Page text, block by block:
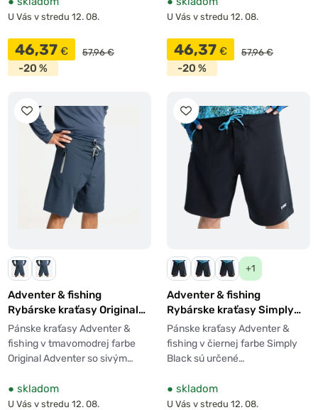
U Vás v stredu 12. 08.
46,37 € 57,96 €
-20 %
U Vás v stredu 12. 08.
46,37 € 57,96 €
-20 %
Adventer & fishing
Rybárske kraťasy Original
Adventer
Pánske kraťasy Adventer &
fishing v tmavomodrej farbe
Original Adventer so sivým…
● skladom
U Vás v stredu 12. 08.
+1
Adventer & fishing
Rybárske kraťasy Simply
Black Rybárske kraťasy
Simply Black
Pánske kraťasy Adventer &
fishing v čiernej farbe Simply
Black sú určené…
● skladom
U Vás v stredu 12. 08.